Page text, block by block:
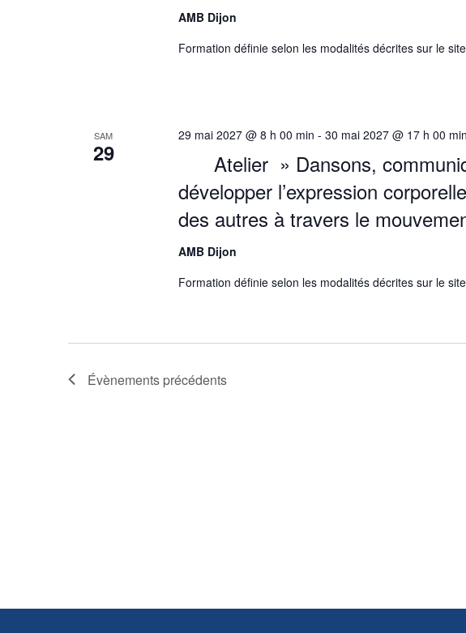
AMB Dijon
Formation définie selon les modalités décrites sur le
SAM
29
Atelier » Dansons,
développer l’expression
des autres à travers le
29 mai 2027 @ 8 h 00 min - 30 mai 2027 @ 17 h 00 min
AMB Dijon
Formation définie selon les modalités décrites sur le
Évènements précédents